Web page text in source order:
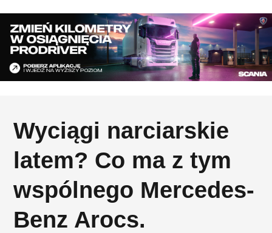
Wyciągi narciarskie
latem? Co ma z tym
wspólnego Mercedes-
Benz Arocs.